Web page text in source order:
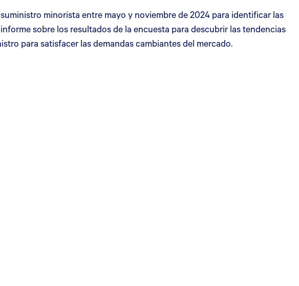
minorista entre mayo y noviembre de 2024 para identificar las
sobre los resultados de la encuesta para descubrir las tendencias
para satisfacer las demandas cambiantes del mercado.